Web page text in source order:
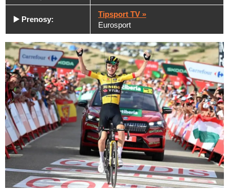
▶️ Prenosy:
Tipsport TV »
Eurosport